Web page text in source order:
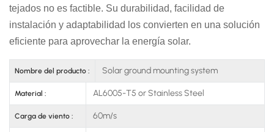
tejados no es factible. Su durabilidad, facilidad de
instalación y adaptabilidad los convierten en una solución
eficiente para aprovechar la energía solar.
Nombre del producto : Solar ground mounting system
Material : AL6005-T5 or Stainless Steel
Carga de viento : 60m/s